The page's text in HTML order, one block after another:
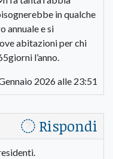
in qualche
annuale e si
abitazioni per chi
l’anno.
2026 alle 23:51
Rispondi